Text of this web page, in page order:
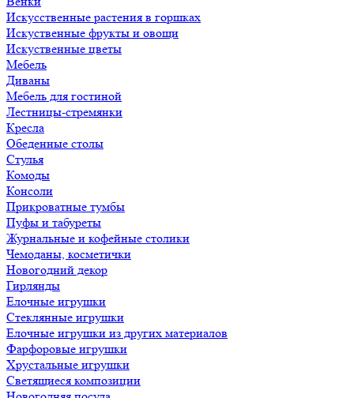
Искусственные растения в горшках
Искуственные фрукты и овощи
Искуственные цветы
Мебель
Диваны
Мебель для гостиной
Лестницы-стремянки
Кресла
Обеденные столы
Стулья
Комоды
Консоли
Прикроватные тумбы
Пуфы и табуреты
Журнальные и кофейные столики
Чемоданы, косметички
Новогодний декор
Гирлянды
Елочные игрушки
Стеклянные игрушки
Елочные игрушки из других материалов
Фарфоровые игрушки
Хрустальные игрушки
Светящиеся композиции